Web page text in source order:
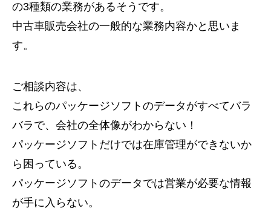
の3種類の業務があるそうです。
中古車販売会社の一般的な業務内容かと思いま
す。
ご相談内容は、
これらのパッケージソフトのデータがすべてバラ
バラで、会社の全体像がわからない！
パッケージソフトだけでは在庫管理ができないか
ら困っている。
パッケージソフトのデータでは営業が必要な情報
が手に入らない。